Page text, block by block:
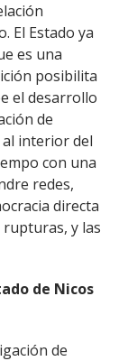
El Estado ya
es una
posibilita
el desarrollo
de
interior del
con una
redes,
directa
y las
de Nicos
de